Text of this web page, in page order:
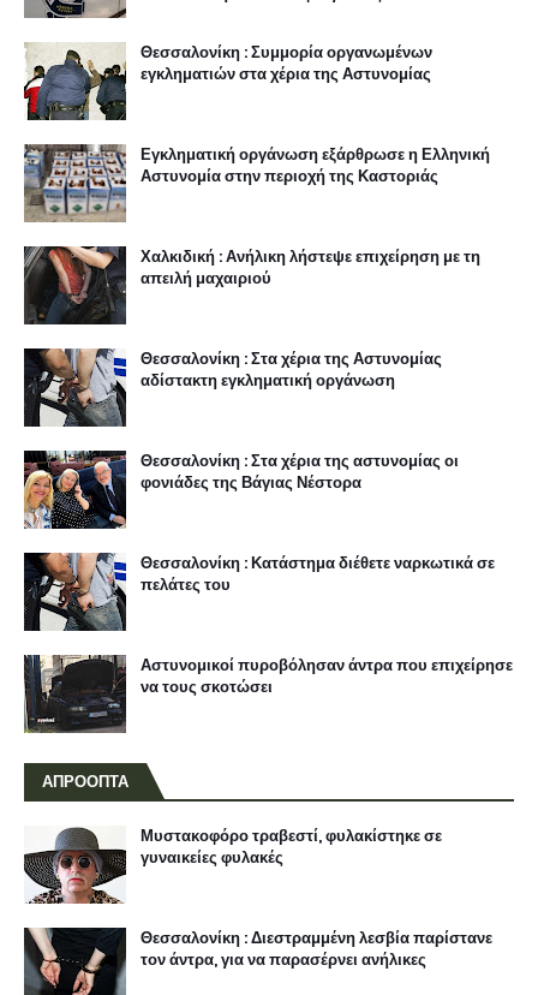
Θεσσαλονίκη : Συμμορία οργανωμένων
εγκληματιών στα χέρια της Αστυνομίας
Εγκληματική οργάνωση εξάρθρωσε η Ελληνική
Αστυνομία στην περιοχή της Καστοριάς
Χαλκιδική : Ανήλικη λήστεψε επιχείρηση με τη
απειλή μαχαιριού
Θεσσαλονίκη : Στα χέρια της Αστυνομίας
αδίστακτη εγκληματική οργάνωση
Θεσσαλονίκη : Στα χέρια της αστυνομίας οι
φονιάδες της Βάγιας Νέστορα
Θεσσαλονίκη : Κατάστημα διέθετε ναρκωτικά σε
πελάτες του
Αστυνομικοί πυροβόλησαν άντρα που επιχείρησε
να τους σκοτώσει
ΑΠΡΟΟΠΤΑ
Μυστακοφόρο τραβεστί, φυλακίστηκε σε
γυναικείες φυλακές
Θεσσαλονίκη : Διεστραμμένη λεσβία παρίστανε
τον άντρα, για να παρασέρνει ανήλικες